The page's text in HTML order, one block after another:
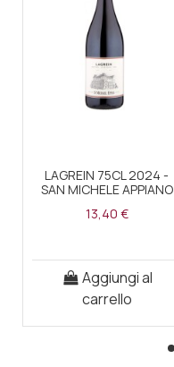
LAGREIN 75CL 2024 -
SAN MICHELE APPIANO
13,40 €
Aggiungi al
carrello